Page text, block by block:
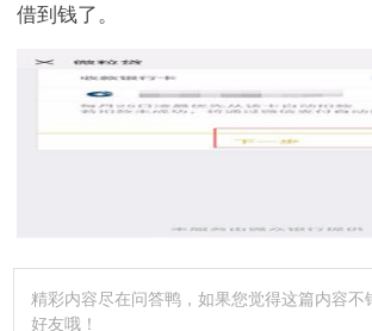
借到钱了。
精彩内容尽在问答鸭，如果您觉得这篇内容不
好友哦！